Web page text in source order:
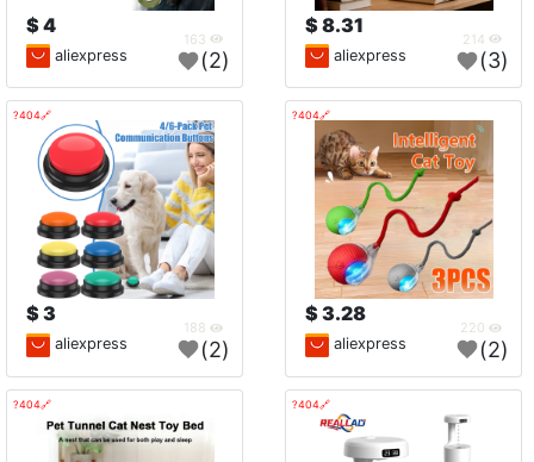
8.31 $
aliexpress (3)
4 $
aliexpress (2)
🔗404?
3.28 $
aliexpress (2)
🔗404?
3 $
aliexpress (2)
🔗404?
🔗404?